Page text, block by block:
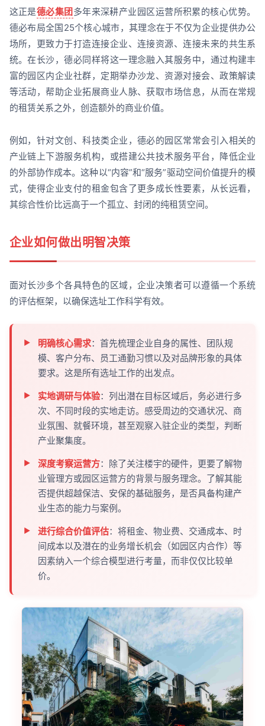
这正是德必集团 多年来深耕产业园区运营所积累的核心优势。
德必布局全国25个核心城市，其理念在于不仅为企业提供办公
场所，更致力于打造连接企业、连接资源、连接未来的共生系
统。在长沙，德必同样将这一理念融入其服务中，通过构建丰
富的园区内企业社群，定期举办沙龙、资源对接会、政策解读
等活动，帮助企业拓展商业人脉、获取市场信息，从而在常规
的租赁关系之外，创造额外的商业价值。
例如，针对文创、科技类企业，德必的园区常常会引入相关的
产业链上下游服务机构，或搭建公共技术服务平台，降低企业
的外部协作成本。这种以“内容”和“服务”驱动空间价值提升的模
式，使得企业支付的租金包含了更多成长性要素，从长远看，
其综合性价比远高于一个孤立、封闭的纯租赁空间。
企业如何做出明智决策
面对长沙多个各具特色的区域，企业决策者可以遵循一个系统
的评估框架，以确保选址工作科学有效。
明确核心需求：首先梳理企业自身的属性、团队规
模、客户分布、员工通勤习惯以及对品牌形象的具体
要求。这是所有选址工作的出发点。
实地调研与体验：列出潜在目标区域后，务必进行多
次、不同时段的实地走访。感受周边的交通状况、商
业氛围、就餐环境，甚至观察入驻企业的类型，判断
产业聚集度。
深度考察运营方：除了关注楼宇的硬件，更要了解物
业管理方或园区运营方的背景与服务理念。了解其能
否提供超越保洁、安保的基础服务，是否具备构建产
业生态的能力与案例。
进行综合价值评估：将租金、物业费、交通成本、时
间成本以及潜在的业务增长机会（如园区内合作）等
因素纳入一个综合模型进行考量，而非仅仅比较单
价。